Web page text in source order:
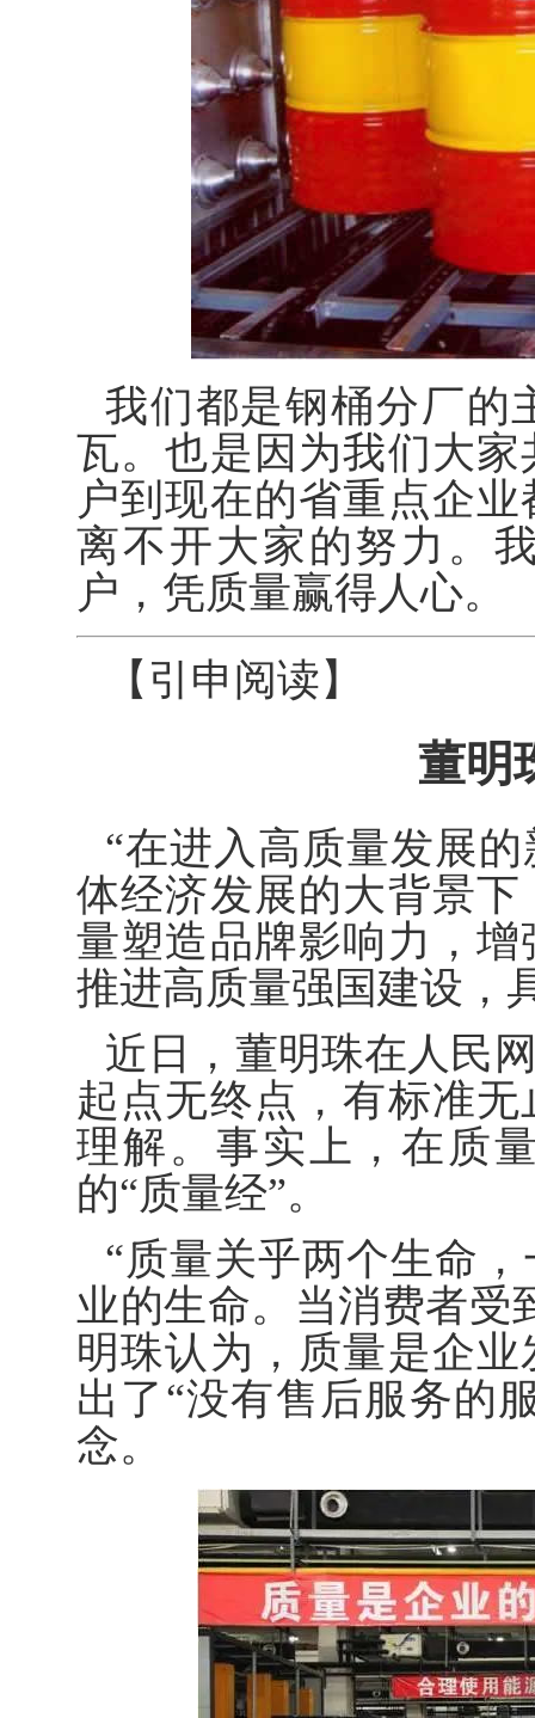
我们都是钢桶分厂的
瓦。也是因为我们大
户到现在的省重点企
离不开大家的努力。
户，凭质量赢得人心。
【引申阅读】
董明
“在进入高质量发展
体经济发展的大背景
量塑造品牌影响力，
推进高质量强国建设，
近日，董明珠在人民
起点无终点，有标准
理解。事实上，在质
的“质量经”。
“质量关乎两个生命
业的生命。当消费者受
明珠认为，质量是企
出了“没有售后服务的
念。